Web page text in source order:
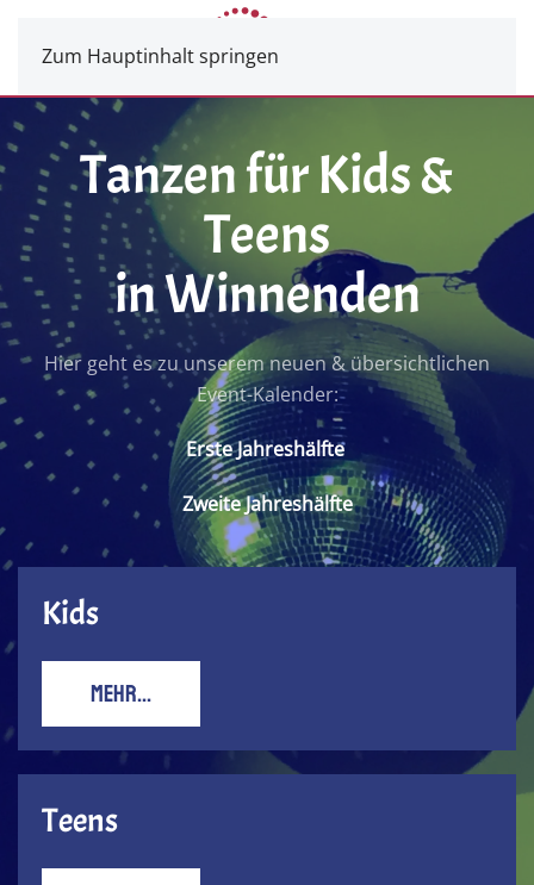
Zum Hauptinhalt springen
Tanzen für Kids &
Teens
in Winnenden
Hier geht es zu unserem neuen & übersichtlichen
Event-Kalender:
Erste Jahreshälfte
Zweite Jahreshälfte
Kids
MEHR...
Teens